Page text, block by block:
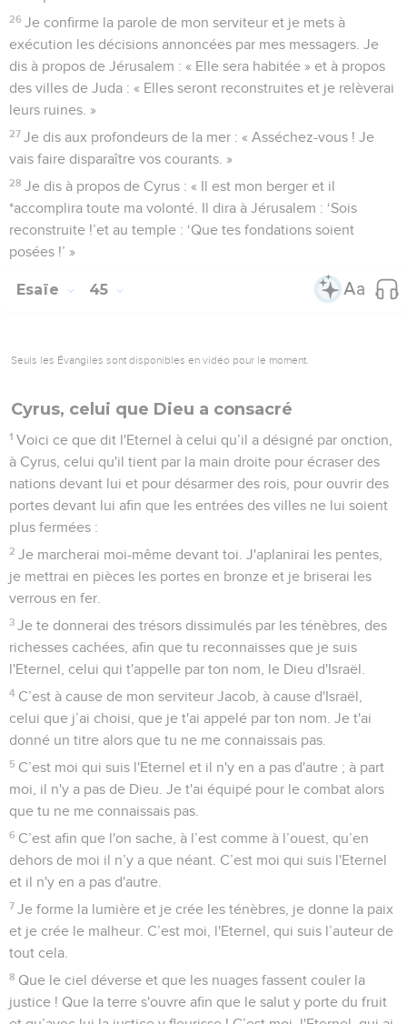
26 Je confirme la parole de mon serviteur et je mets à
exécution les décisions annoncées par mes messagers. Je
dis à propos de Jérusalem : « Elle sera habitée » et à propos
des villes de Juda : « Elles seront reconstruites et je relèverai
leurs ruines. »
27 Je dis aux profondeurs de la mer : « Asséchez-vous ! Je
vais faire disparaître vos courants. »
28 Je dis à propos de Cyrus : « Il est mon berger et il
*accomplira toute ma volonté. Il dira à Jérusalem : ‘Sois
reconstruite !’et au temple : ‘Que tes fondations soient
posées !’ »
Esaïe 45
Seuls les Évangiles sont disponibles en vidéo pour le moment.
Cyrus, celui que Dieu a consacré
1 Voici ce que dit l'Eternel à celui qu’il a désigné par onction,
à Cyrus, celui qu'il tient par la main droite pour écraser des
nations devant lui et pour désarmer des rois, pour ouvrir des
portes devant lui afin que les entrées des villes ne lui soient
plus fermées :
2 Je marcherai moi-même devant toi. J'aplanirai les pentes,
je mettrai en pièces les portes en bronze et je briserai les
verrous en fer.
3 Je te donnerai des trésors dissimulés par les ténèbres, des
richesses cachées, afin que tu reconnaisses que je suis
l'Eternel, celui qui t'appelle par ton nom, le Dieu d'Israël.
4 C’est à cause de mon serviteur Jacob, à cause d'Israël,
celui que j’ai choisi, que je t'ai appelé par ton nom. Je t'ai
donné un titre alors que tu ne me connaissais pas.
5 C’est moi qui suis l'Eternel et il n'y en a pas d'autre ; à part
moi, il n'y a pas de Dieu. Je t'ai équipé pour le combat alors
que tu ne me connaissais pas.
6 C’est afin que l'on sache, à l’est comme à l’ouest, qu’en
dehors de moi il n’y a que néant. C’est moi qui suis l'Eternel
et il n'y en a pas d'autre.
7 Je forme la lumière et je crée les ténèbres, je donne la paix
et je crée le malheur. C’est moi, l'Eternel, qui suis l’auteur de
tout cela.
8 Que le ciel déverse et que les nuages fassent couler la
justice ! Que la terre s'ouvre afin que le salut y porte du fruit